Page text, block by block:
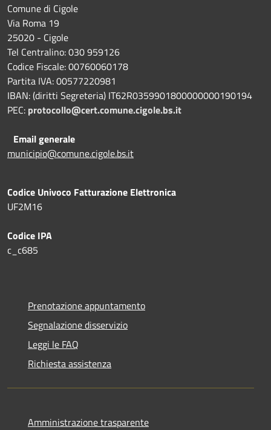
Comune di Cigole
Via Roma 19
25020 - Cigole
Tel Centralino: 030 959126
Codice Fiscale: 00760060178
Partita IVA: 00577220981
IBAN: (diritti Segreteria) IT62R0359901800000000190194
PEC: protocollo@cert.comune.cigole.bs.it
Email generale
municipio@comune.cigole.bs.it
Codice Univoco Fatturazione Elettronica
UF2M16
Codice IPA
c_c685
Prenotazione appuntamento
Segnalazione disservizio
Leggi le FAQ
Richiesta assistenza
Amministrazione trasparente